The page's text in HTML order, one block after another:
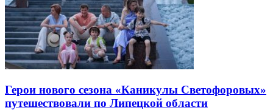
Герои нового сезона «Каникулы Светофоровых»
путешествовали по Липецкой области